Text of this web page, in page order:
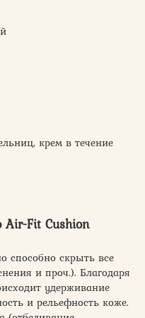
крем в течение
Air-Fit Cushion
способно скрыть все
и проч.). Благодаря
удерживание
и рельефность коже.